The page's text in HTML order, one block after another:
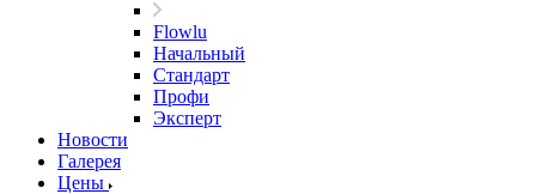
Flowlu
Начальный
Стандарт
Профи
Эксперт
Новости
Галерея
Цены